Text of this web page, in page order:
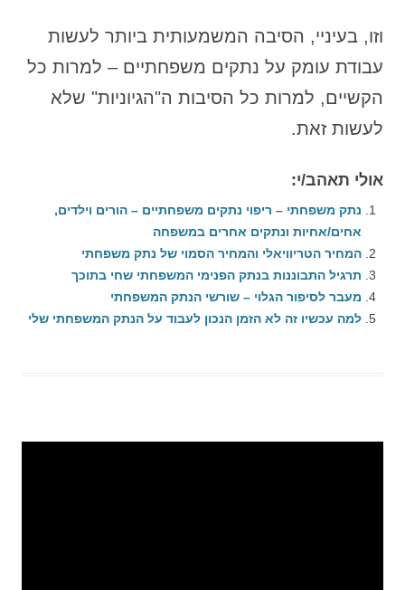
וזו, בעיניי, הסיבה המשמעותית ביותר לעשות
עבודת עומק על נתקים משפחתיים – למרות כל
הקשיים, למרות כל הסיבות ה"הגיוניות" שלא
לעשות זאת.
אולי תאהב/י:
נתק משפחתי – ריפוי נתקים משפחתיים – הורים וילדים,
אחים/אחיות ונתקים אחרים במשפחה
המחיר הטריוויאלי והמחיר הסמוי של נתק משפחתי
תרגיל התבוננות בנתק הפנימי המשפחתי שחי בתוכך
מעבר לסיפור הגלוי – שורשי הנתק המשפחתי
למה עכשיו זה לא הזמן הנכון לעבוד על הנתק המשפחתי שלי